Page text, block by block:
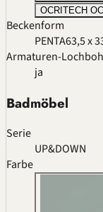
OCRITECH
Beckenform
PENTA63,5 x
Armaturen-
ja
Badmöbel
Serie
UP&DOWN
Farbe